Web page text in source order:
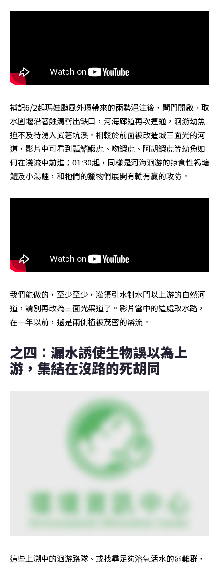
補記6/2起瑪娃颱風外環帶來的雨勢浥注後，閘門開啟、取
水圍堰沿著蝕溝衝出缺口，河海廊道再次連通，洄游幼魚
迫不及待湧入武荖坑溪。相較於前面被改造城三面光的河
道，影片中可看到瓢鰭鰕虎、吻鰕虎、阿胡鰕虎等幼魚如
何在淺流中前進；01:30起，同樣是河海洄游的掠食性褐塘
鱧及小湯鯉，和牠們的獵物們展開有輸有贏的攻防。
我們能做的，至少至少，灌渠引水制水門以上游的自然河
道，請別再改為三面光渠道了。影片當中的這處取水路，
在一年以前，還是兩側植被茂密的辮流。
之四：漏水誘使生物誤以為上
游，集結在沒路的死胡同
這些上溯中的洄游路隊、或找尋足夠溶氧活水的逃難群，